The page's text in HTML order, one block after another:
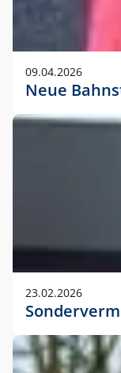
09.04.2026
Neue
23.02.2026